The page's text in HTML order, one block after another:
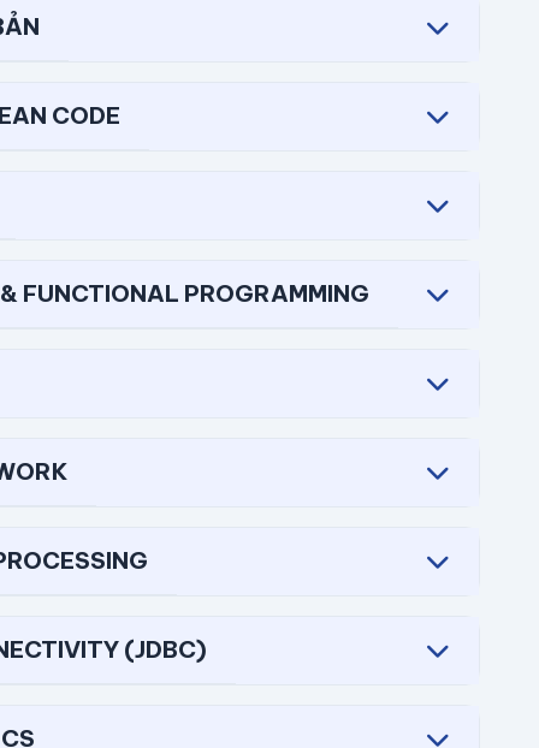
CODE
FUNCTIONAL PROGRAMMING
(JDBC)